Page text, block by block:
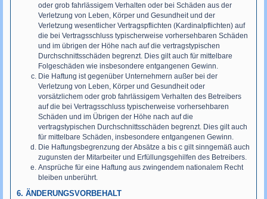
oder grob fahrlässigem Verhalten oder bei Schäden aus der
Verletzung von Leben, Körper und Gesundheit und der
Verletzung wesentlicher Vertragspflichten (Kardinalpflichten) auf
die bei Vertragsschluss typischerweise vorhersehbaren Schäden
und im übrigen der Höhe nach auf die vertragstypischen
Durchschnittsschäden begrenzt. Dies gilt auch für mittelbare
Folgeschäden wie insbesondere entgangenen Gewinn.
Die Haftung ist gegenüber Unternehmern außer bei der
Verletzung von Leben, Körper und Gesundheit oder
vorsätzlichem oder grob fahrlässigem Verhalten des Betreibers
auf die bei Vertragsschluss typischerweise vorhersehbaren
Schäden und im Übrigen der Höhe nach auf die
vertragstypischen Durchschnittsschäden begrenzt. Dies gilt auch
für mittelbare Schäden, insbesondere entgangenen Gewinn.
Die Haftungsbegrenzung der Absätze a bis c gilt sinngemäß auch
zugunsten der Mitarbeiter und Erfüllungsgehilfen des Betreibers.
Ansprüche für eine Haftung aus zwingendem nationalem Recht
bleiben unberührt.
6. ÄNDERUNGSVORBEHALT